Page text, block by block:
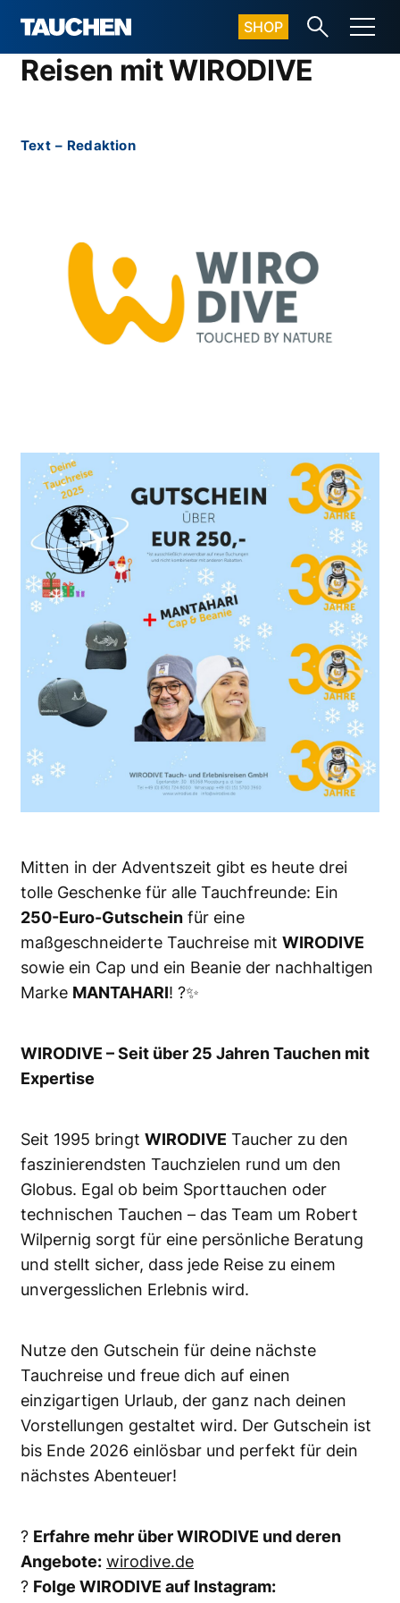
SHOP
Reisen mit WIRODIVE
Text – Redaktion
Mitten in der Adventszeit gibt es heute drei
tolle Geschenke für alle Tauchfreunde: Ein
250-Euro-Gutschein für eine
maßgeschneiderte Tauchreise mit WIRODIVE
sowie ein Cap und ein Beanie der nachhaltigen
Marke MANTAHARI! ?✨
WIRODIVE – Seit über 25 Jahren Tauchen mit
Expertise
Seit 1995 bringt WIRODIVE Taucher zu den
faszinierendsten Tauchzielen rund um den
Globus. Egal ob beim Sporttauchen oder
technischen Tauchen – das Team um Robert
Wilpernig sorgt für eine persönliche Beratung
und stellt sicher, dass jede Reise zu einem
unvergesslichen Erlebnis wird.
Nutze den Gutschein für deine nächste
Tauchreise und freue dich auf einen
einzigartigen Urlaub, der ganz nach deinen
Vorstellungen gestaltet wird. Der Gutschein ist
bis Ende 2026 einlösbar und perfekt für dein
nächstes Abenteuer!
? Erfahre mehr über WIRODIVE und deren
Angebote: wirodive.de
? Folge WIRODIVE auf Instagram: